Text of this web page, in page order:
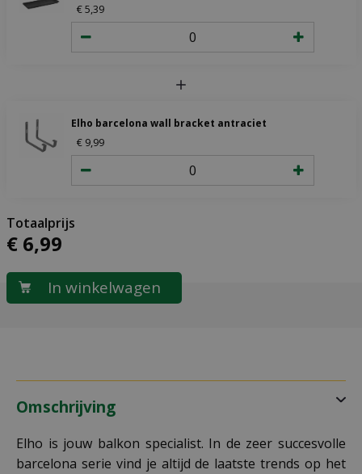
€5 39
Elho barcelona wall bracket antraciet
€ 9 99
€ 6,99
Omschrijving
Elho is jouw balkon specialist. In de zeer succesvolle
barcelona serie vind je altijd de laatste trends op het